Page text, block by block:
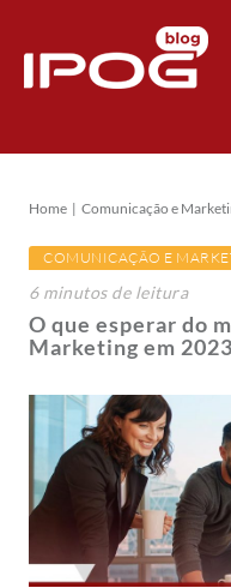
Home Comunicação e
COMUNICAÇÃO E
6 minutosde leitura
O que esperar do
Marketing em